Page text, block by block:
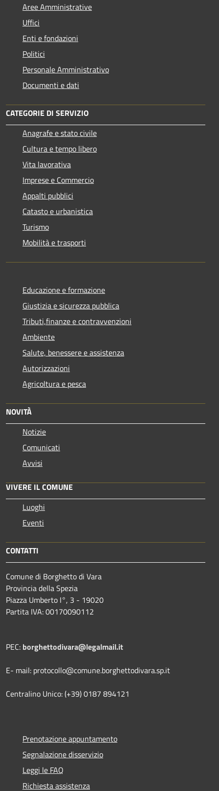
Aree Amministrative
Uffici
Enti e fondazioni
Politici
Personale Amministrativo
Documenti e dati
CATEGORIE DI SERVIZIO
Anagrafe e stato civile
Cultura e tempo libero
Vita lavorativa
Imprese e Commercio
Appalti pubblici
Catasto e urbanistica
Turismo
Mobilità e trasporti
Educazione e formazione
Giustizia e sicurezza pubblica
Tributi,finanze e contravvenzioni
Ambiente
Salute, benessere e assistenza
Autorizzazioni
Agricoltura e pesca
NOVITÀ
Notizie
Comunicati
Avvisi
VIVERE IL COMUNE
Luoghi
Eventi
CONTATTI
Comune di Borghetto di Vara
Provincia della Spezia
Piazza Umberto I°, 3 - 19020
Partita IVA: 00170090112
PEC: borghettodivara@legalmail.it
E- mail: protocollo@comune.borghettodivara.sp.it
Centralino Unico: (+39) 0187 894121
Prenotazione appuntamento
Segnalazione disservizio
Leggi le FAQ
Richiesta assistenza